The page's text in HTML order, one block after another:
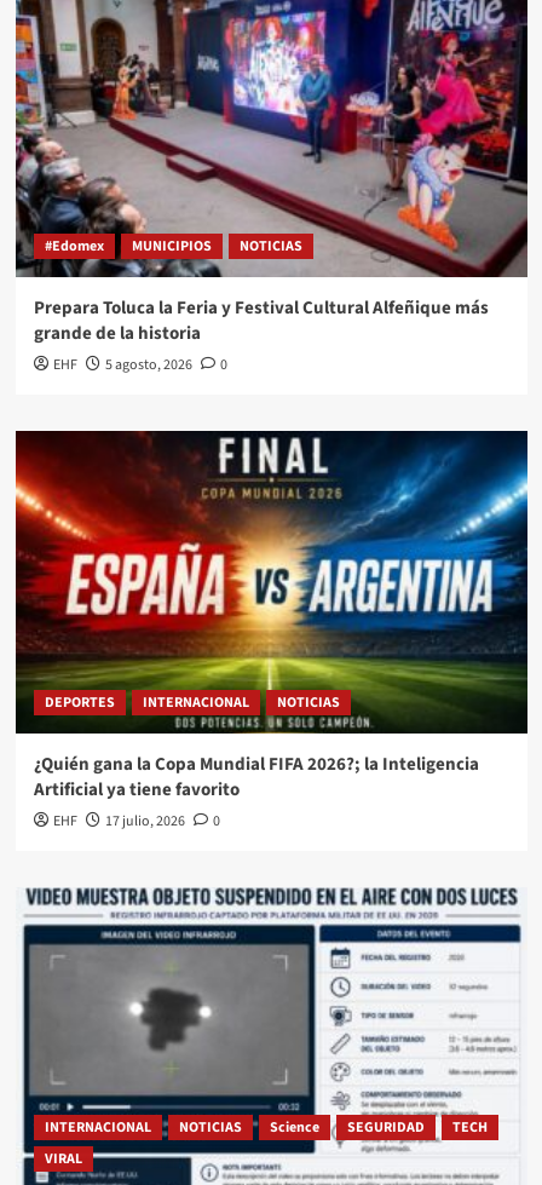
#Edomex MUNICIPIOS NOTICIAS
Prepara Toluca la Feria y Festival Cultural Alfeñique más
grande de la historia
EHF 5 agosto, 2026 0
DEPORTES INTERNACIONAL NOTICIAS
¿Quién gana la Copa Mundial FIFA 2026?; la Inteligencia
Artificial ya tiene favorito
EHF 17 julio, 2026 0
INTERNACIONAL NOTICIAS Science SEGURIDAD
TECH
VIRAL